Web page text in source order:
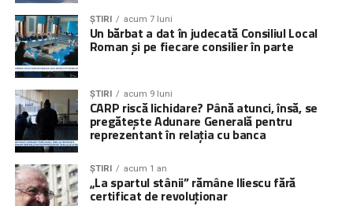
ȘTIRI acum 7 luni
Un bărbat a dat în judecată Consiliul Local
Roman și pe fiecare consilier în parte
ȘTIRI acum 9 luni
CARP riscă lichidare? Până atunci, însă, se
pregătește Adunare Generală pentru
reprezentant în relația cu banca
ȘTIRI acum 1 an
„La spartul stânii” rămâne Iliescu fără
certificat de revoluționar